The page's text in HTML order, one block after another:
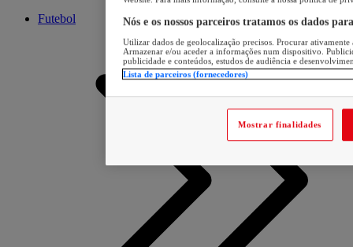
Futebol Nós e os nossos parceiros tratamos os dados
Utilizar dados de geolocalização precisos. Procurar
Armazenar e/ou aceder a informações num dispositivo.
publicidade e conteúdos, estudos de audiência e
Lista de parceiros (fornecedores)
Mostrar finalidades